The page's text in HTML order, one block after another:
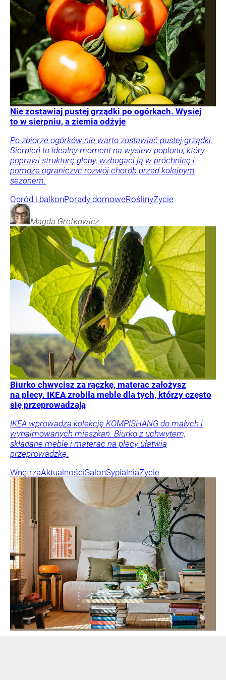
Nie zostawiaj pustej grządki po ogórkach. Wysiej
to w sierpniu, a ziemia odżyje
Po zbiorze ogórków nie warto zostawiać pustej grządki.
Sierpień to idealny moment na wysiew poplonu, który
poprawi strukturę gleby, wzbogaci ją w próchnicę i
pomoże ograniczyć rozwój chorób przed kolejnym
sezonem.
Ogród i balkonPorady domoweRoślinyŻycie
Magda Grefkowicz
Biurko chwycisz za rączkę, materac założysz
na plecy. IKEA zrobiła meble dla tych, którzy często
się przeprowadzają
IKEA wprowadza kolekcję KOMPISHÄNG do małych i
wynajmowanych mieszkań. Biurko z uchwytem,
składane meble i materac na plecy ułatwią
przeprowadzkę.
WnętrzaAktualnościSalonSypialniaŻycie